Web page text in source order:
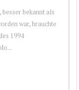
bekannt als
war, brauchte
1994